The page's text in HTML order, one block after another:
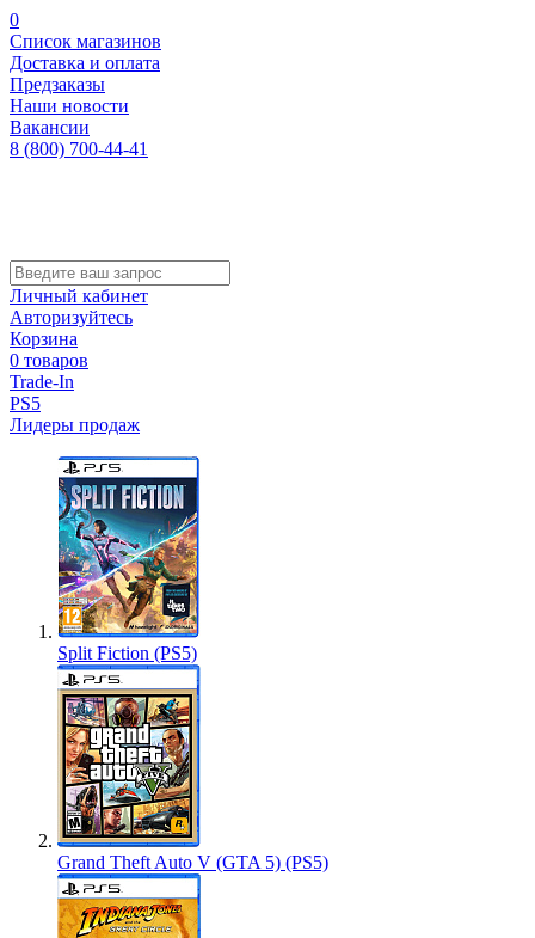
0
Список магазинов
Доставка и оплата
Предзаказы
Наши новости
Вакансии
8 (800) 700-44-41
Личный кабинет
Авторизуйтесь
Корзина
0 товаров
Trade-In
PS5
Лидеры продаж
Split Fiction (PS5)
Grand Theft Auto V (GTA 5) (PS5)